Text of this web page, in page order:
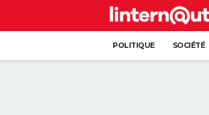
POLITIQUE SOCIÉTÉ